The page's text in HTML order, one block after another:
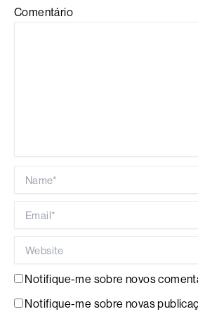
Comentário
Notifique-me sobre novos
Notifique-me sobre novas